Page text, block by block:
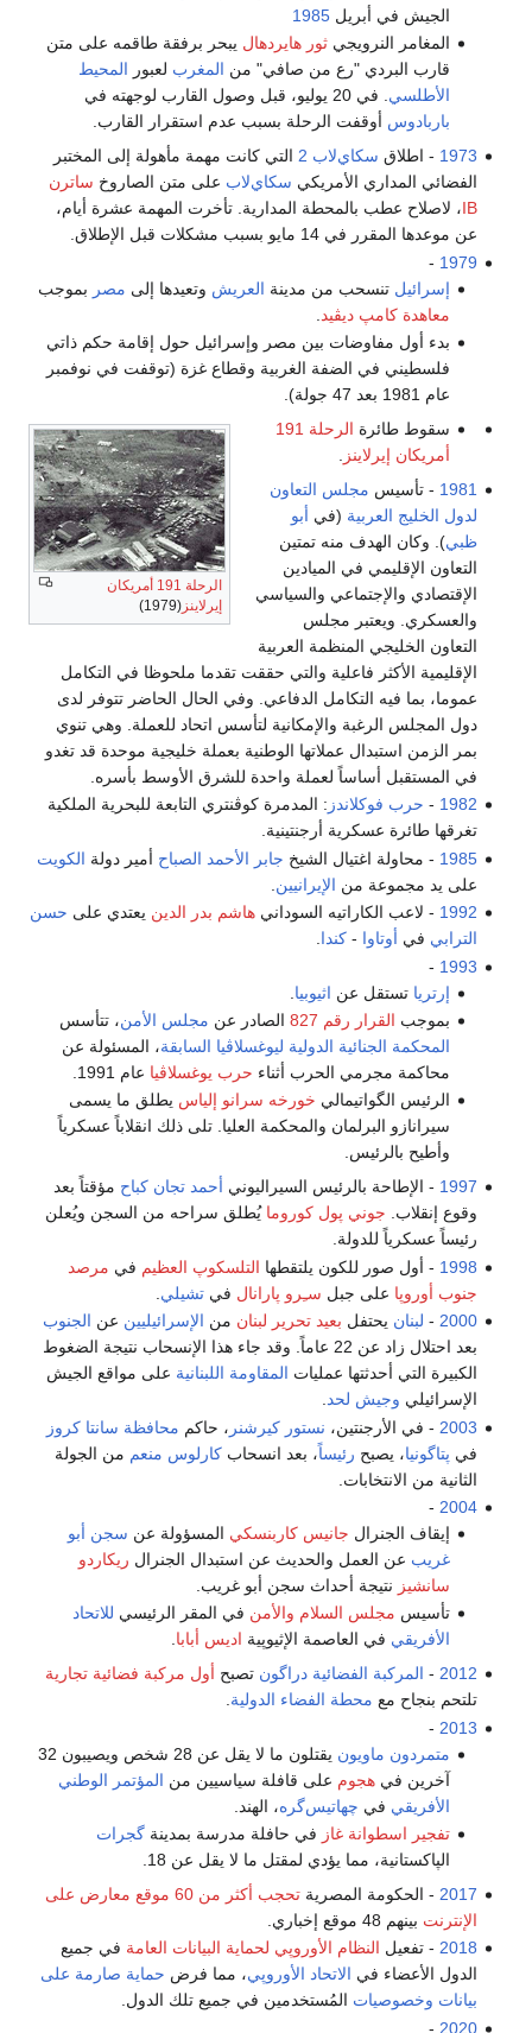
الجيش في أبريل 1985
المغامر النرويجي ثور هايردهال يبحر برفقة طاقمه على متن
قارب البردي "رع من صافي" من المغرب لعبور المحيط
الأطلسي. في 20 يوليو، قبل وصول القارب لوجهته في
باربادوس أوقفت الرحلة بسبب عدم استقرار القارب.
1973 - اطلاق سكاي‌لاب 2
التي كانت مهمة مأهولة إلى المختبر
الفضائي المداري الأمريكي سكاي‌لاب على متن الصاروخ ساترن
IB، لاصلاح عطب بالمحطة المدارية. تأخرت المهمة عشرة أيام،
عن موعدها المقرر في 14 مايو بسبب مشكلات قبل الإطلاق.
1979
-
إسرائيل تنسحب من مدينة العريش وتعيدها إلى مصر بموجب
معاهدة كامپ ديڤيد
بدء أول مفاوضات بين مصر وإسرائيل حول إقامة حكم ذاتي
فلسطيني في الضفة الغربية وقطاع غزة (توقفت في نوفمبر
عام 1981 بعد 47 جولة).
الرحلة 191 أمريكان
إيرلاينز (1979)
سقوط طائرة
الرحلة 191
أمريكان إيرلاينز
1981 - تأسيس مجلس التعاون
لدول الخليج العربية (في أبو
ظبي). وكان الهدف منه تمتين
التعاون الإقليمي في الميادين
الإقتصادي والإجتماعي والسياسي
والعسكري. ويعتبر مجلس
التعاون الخليجي المنظمة العربية
الإقليمية الأكثر فاعلية والتي حققت تقدما ملحوظا في التكامل
عموما، بما فيه التكامل الدفاعي. وفي الحال الحاضر تتوفر لدى
دول المجلس الرغبة والإمكانية لتأسس اتحاد للعملة. وهي تنوي
بمر الزمن استبدال عملاتها الوطنية بعملة خليجية موحدة قد تغدو
في المستقبل أساساً لعملة واحدة للشرق الأوسط بأسره.
1982
- حرب فوكلاندز : المدمرة كوڤنتري التابعة للبحرية الملكية
تغرقها طائرة عسكرية أرجنتينية.
1985 - محاولة اغتيال الشيخ جابر الأحمد الصباح أمير دولة الكويت
على يد مجموعة من الإيرانيين
1992 - لاعب الكاراتيه السودانيهاشم بدر الدين يعتدي على حسن
الترابي في أوتاوا -كندا
1993
-
إرتريا تستقل عن اثيوبيا
بموجب القرار رقم 827 الصادر عن مجلس الأمن، تتأسس
المحكمة الجنائية الدولية ليوغسلاڤيا السابقة، المسئولة عن
محاكمة مجرمي الحرب أثناء حرب يوغسلاڤيا عام 1991.
الرئيس الگواتيمالي خورخه سرانو إلياس يطلق ما يسمى
سيرانازو البرلمان والمحكمة العليا. تلى ذلك انقلاباً عسكرياً
وأطيح بالرئيس.
1997 - الإطاحة بالرئيس السيراليوني أحمد تجان كباح مؤقتاً بعد
وقوع إنقلاب. جوني پول كوروما يُطلق سراحه من السجن ويُعلن
رئيساً عسكرياً للدولة.
1998 - أول صور للكون يلتقطها التلسكوپ العظيم في مرصد
جنوب أوروپا على جبل سـِرو پارانال فيتشيلي
2000
- لبنان يحتفل بعيد تحرير لبنان من الإسرائيليين عن الجنوب
بعد احتلال زاد عن 22 عاماً. وقد جاء هذا الإنسحاب نتيجة الضغوط
الكبيرة التي أحدثتها عمليات المقاومة اللبنانية على مواقع الجيش
الإسرائيلي وجيش لحد
2003 - في الأرجنتين، نستور كيرشنر ، حاكم محافظة سانتا كروز
في پتاگونيا، يصبح رئيساً، بعد انسحابكارلوس منعم من الجولة
الثانية من الانتخابات.
2004
-
إيقاف الجنرال جانيس كاربنسكي المسؤولة عن سجن أبو
غريب عن العمل والحديث عن استبدال الجنرال ريكاردو
سانشيز نتيجة أحداث سجن أبو غريب.
تأسيس مجلس السلام والأمن في المقر الرئيسي للاتحاد
الأفريقي في العاصمة الإثيوپية اديس أبابا.
2012
- المركبة الفضائية دراگون تصبح أول مركبة فضائية تجارية
تلتحم بنجاح مع محطة الفضاء الدولية.
2013
-
متمردون ماويون
يقتلون ما لا يقل عن 28 شخص ويصيبون 32
آخرين في هجوم على قافلة سياسيين من المؤتمر الوطني
الأفريقي في چهاتيس‌گره، الهند.
تفجير اسطوانة غاز في حافلة مدرسة بمدينة گجرات
الپاكستانية، مما يؤدي لمقتل ما لا يقل عن 18.
2017 - الحكومة المصرية
تحجب أكثر من 60 موقع معارض على
الإنترنت بينهم 48 موقع إخباري.
2018 - تفعيل النظام الأوروپي لحماية البيانات العامة في جميع
الدول الأعضاء في الاتحاد الأوروپي، مما فرض حماية صارمة على
بيانات وخصوصيات المُستخدمين في جميع تلك الدول.
2020
-